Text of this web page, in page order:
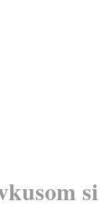
si